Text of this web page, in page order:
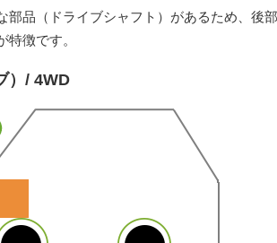
部品（ドライブシャフト）があるため、後
徴です。
）/ 4WD